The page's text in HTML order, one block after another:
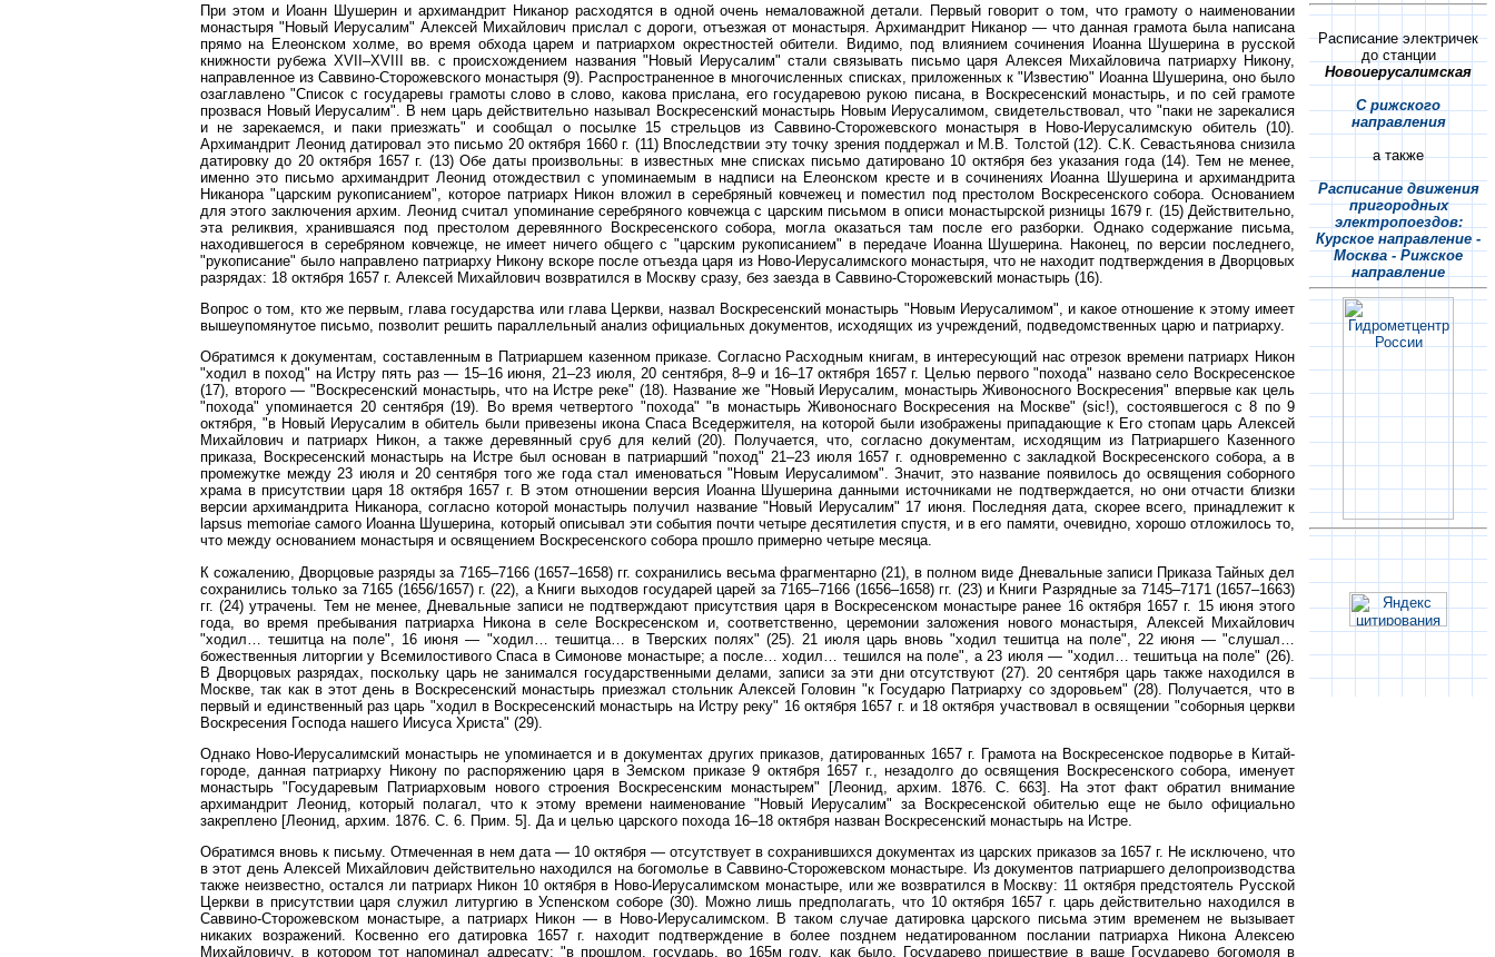
При этом и Иоанн Шушерин и архимандрит Никанор расходятся в одной очень немаловажной детали. Первый говорит о том, что грамоту о наименовании
монастыря "Новый Иерусалим" Алексей Михайлович прислал с дороги, отъезжая от монастыря. Архимандрит Никанор — что данная грамота была написана
прямо на Елеонском холме, во время обхода царем и патриархом окрестностей обители. Видимо, под влиянием сочинения Иоанна Шушерина в русской
книжности рубежа XVII–XVIII вв. с происхождением названия "Новый Иерусалим" стали связывать письмо царя Алексея Михайловича патриарху Никону,
направленное из Саввино-Сторожевского монастыря (9). Распространенное в многочисленных списках, приложенных к "Известию" Иоанна Шушерина, оно было
озаглавлено "Список с государевы грамоты слово в слово, какова прислана, его государевою рукою писана, в Воскресенский монастырь, и по сей грамоте
прозвася Новый Иерусалим". В нем царь действительно называл Воскресенский монастырь Новым Иерусалимом, свидетельствовал, что "паки не зарекалися
и не зарекаемся, и паки приезжать" и сообщал о посылке 15 стрельцов из Саввино-Сторожевского монастыря в Ново-Иерусалимскую обитель (10).
Архимандрит Леонид датировал это письмо 20 октября 1660 г. (11) Впоследствии эту точку зрения поддержал и М.В. Толстой (12). С.К. Севастьянова снизила
датировку до 20 октября 1657 г. (13) Обе даты произвольны: в известных мне списках письмо датировано 10 октября без указания года (14). Тем не менее,
именно это письмо архимандрит Леонид отождествил с упоминаемым в надписи на Елеонском кресте и в сочинениях Иоанна Шушерина и архимандрита
Никанора "царским рукописанием", которое патриарх Никон вложил в серебряный ковчежец и поместил под престолом Воскресенского собора. Основанием
для этого заключения архим. Леонид считал упоминание серебряного ковчежца с царским письмом в описи монастырской ризницы 1679 г. (15) Действительно,
эта реликвия, хранившаяся под престолом деревянного Воскресенского собора, могла оказаться там после его разборки. Однако содержание письма,
находившегося в серебряном ковчежце, не имеет ничего общего с "царским рукописанием" в передаче Иоанна Шушерина. Наконец, по версии последнего,
"рукописание" было направлено патриарху Никону вскоре после отъезда царя из Ново-Иерусалимского монастыря, что не находит подтверждения в Дворцовых
разрядах: 18 октября 1657 г. Алексей Михайлович возвратился в Москву сразу, без заезда в Саввино-Сторожевский монастырь (16).
Вопрос о том, кто же первым, глава государства или глава Церкви, назвал Воскресенский монастырь "Новым Иерусалимом", и какое отношение к этому имеет
вышеупомянутое письмо, позволит решить параллельный анализ официальных документов, исходящих из учреждений, подведомственных царю и патриарху.
Обратимся к документам, составленным в Патриаршем казенном приказе. Согласно Расходным книгам, в интересующий нас отрезок времени патриарх Никон
"ходил в поход" на Истру пять раз — 15–16 июня, 21–23 июля, 20 сентября, 8–9 и 16–17 октября 1657 г. Целью первого "похода" названо село Воскресенское
(17), второго — "Воскресенский монастырь, что на Истре реке" (18). Название же "Новый Иерусалим, монастырь Живоносного Воскресения" впервые как цель
"похода" упоминается 20 сентября (19). Во время четвертого "похода" "в монастырь Живоноснаго Воскресения на Москве" (sic!), состоявшегося с 8 по 9
октября, "в Новый Иерусалим в обитель были привезены икона Спаса Вседержителя, на которой были изображены припадающие к Его стопам царь Алексей
Михайлович и патриарх Никон, а также деревянный сруб для келий (20). Получается, что, согласно документам, исходящим из Патриаршего Казенного
приказа, Воскресенский монастырь на Истре был основан в патриарший "поход" 21–23 июля 1657 г. одновременно с закладкой Воскресенского собора, а в
промежутке между 23 июля и 20 сентября того же года стал именоваться "Новым Иерусалимом". Значит, это название появилось до освящения соборного
храма в присутствии царя 18 октября 1657 г. В этом отношении версия Иоанна Шушерина данными источниками не подтверждается, но они отчасти близки
версии архимандрита Никанора, согласно которой монастырь получил название "Новый Иерусалим" 17 июня. Последняя дата, скорее всего, принадлежит к
lapsus memoriae самого Иоанна Шушерина, который описывал эти события почти четыре десятилетия спустя, и в его памяти, очевидно, хорошо отложилось то,
что между основанием монастыря и освящением Воскресенского собора прошло примерно четыре месяца.
К сожалению, Дворцовые разряды за 7165–7166 (1657–1658) гг. сохранились весьма фрагментарно (21), в полном виде Дневальные записи Приказа Тайных дел
сохранились только за 7165 (1656/1657) г. (22), а Книги выходов государей царей за 7165–7166 (1656–1658) гг. (23) и Книги Разрядные за 7145–7171 (1657–1663)
гг. (24) утрачены. Тем не менее, Дневальные записи не подтверждают присутствия царя в Воскресенском монастыре ранее 16 октября 1657 г. 15 июня этого
года, во время пребывания патриарха Никона в селе Воскресенском и, соответственно, церемонии заложения нового монастыря, Алексей Михайлович
"ходил… тешитца на поле", 16 июня — "ходил… тешитца… в Тверских полях" (25). 21 июля царь вновь "ходил тешитца на поле", 22 июня — "слушал…
божественныя литоргии у Всемилостивого Спаса в Симонове монастыре; а после… ходил… тешился на поле", а 23 июля — "ходил… тешитьца на поле" (26).
В Дворцовых разрядах, поскольку царь не занимался государственными делами, записи за эти дни отсутствуют (27). 20 сентября царь также находился в
Москве, так как в этот день в Воскресенский монастырь приезжал стольник Алексей Головин "к Государю Патриарху со здоровьем" (28). Получается, что в
первый и единственный раз царь "ходил в Воскресенский монастырь на Истру реку" 16 октября 1657 г. и 18 октября участвовал в освящении "соборныя церкви
Воскресения Господа нашего Иисуса Христа" (29).
Однако Ново-Иерусалимский монастырь не упоминается и в документах других приказов, датированных 1657 г. Грамота на Воскресенское подворье в Китай-
городе, данная патриарху Никону по распоряжению царя в Земском приказе 9 октября 1657 г., незадолго до освящения Воскресенского собора, именует
монастырь "Государевым Патриарховым нового строения Воскресенским монастырем" [Леонид, архим. 1876. С. 663]. На этот факт обратил внимание
архимандрит Леонид, который полагал, что к этому времени наименование "Новый Иерусалим" за Воскресенской обителью еще не было официально
закреплено [Леонид, архим. 1876. С. 6. Прим. 5]. Да и целью царского похода 16–18 октября назван Воскресенский монастырь на Истре.
Обратимся вновь к письму. Отмеченная в нем дата — 10 октября — отсутствует в сохранившихся документах из царских приказов за 1657 г. Не исключено, что
в этот день Алексей Михайлович действительно находился на богомолье в Саввино-Сторожевском монастыре. Из документов патриаршего делопроизводства
также неизвестно, остался ли патриарх Никон 10 октября в Ново-Иерусалимском монастыре, или же возвратился в Москву: 11 октября предстоятель Русской
Церкви в присутствии царя служил литургию в Успенском соборе (30). Можно лишь предполагать, что 10 октября 1657 г. царь действительно находился в
Саввино-Сторожевском монастыре, а патриарх Никон — в Ново-Иерусалимском. В таком случае датировка царского письма этим временем не вызывает
никаких возражений. Косвенно его датировка 1657 г. находит подтверждение в более позднем недатированном послании патриарха Никона Алексею
Михайловичу, в котором тот напоминал адресату: "в прошлом, государь, во 165м году, как было, Государево пришествие в ваше Государево богомоля в
Расписание электричек
до станции
Новоиерусалимская
С рижского
направления
а также
Расписание движения
пригородных
электропоездов:
Курское направление -
Москва - Рижское
направление